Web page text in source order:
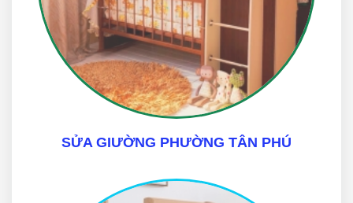
SỬA GIƯỜNG PHƯỜNG TÂN PHÚ